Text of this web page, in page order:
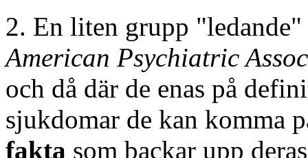
2. En liten grupp
American Psychiatric
och då där de enas på
sjukdomar de kan komma
fakta som backar upp